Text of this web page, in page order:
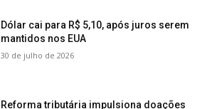
Dólar cai para R$ 5,10, após juros serem
mantidos nos EUA
30 de julho de 2026
Reforma tributária impulsiona doações